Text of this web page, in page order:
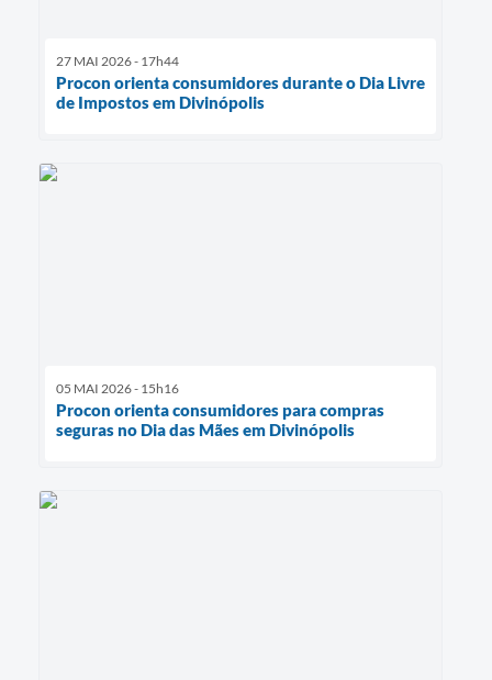
27 MAI 2026 - 17h44
Procon orienta consumidores durante o Dia Livre
de Impostos em Divinópolis
05 MAI 2026 - 15h16
Procon orienta consumidores para compras
seguras no Dia das Mães em Divinópolis